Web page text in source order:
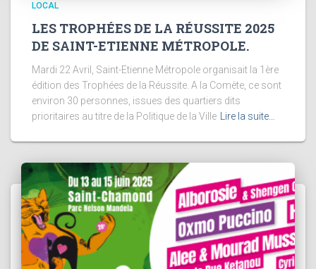
LOCAL
LES TROPHÉES DE LA RÉUSSITE 2025
DE SAINT-ETIENNE MÉTROPOLE.
Mardi 22 Avril, Saint-Etienne Métropole organisait la 1ère
édition des Trophées de la Réussite. A la Comète, ce sont
environ 30 personnes, issues des quartiers dits
prioritaires au titre de la Politique de la Ville Lire la suite…